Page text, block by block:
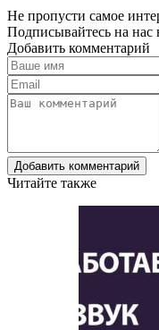
Не пропусти самое
Подписывайтесь на нас
Добавить комментарий
Добавить комментарий
Читайте также